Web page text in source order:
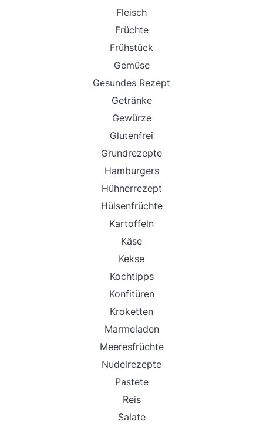
Fleisch
Früchte
Frühstück
Gemüse
Gesundes Rezept
Getränke
Gewürze
Glutenfrei
Grundrezepte
Hamburgers
Hühnerrezept
Hülsenfrüchte
Kartoffeln
Käse
Kekse
Kochtipps
Konfitüren
Kroketten
Marmeladen
Meeresfrüchte
Nudelrezepte
Pastete
Reis
Salate